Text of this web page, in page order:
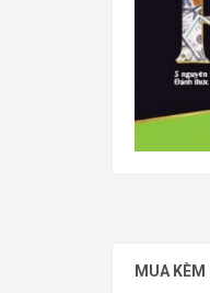
119.000đ
MUA